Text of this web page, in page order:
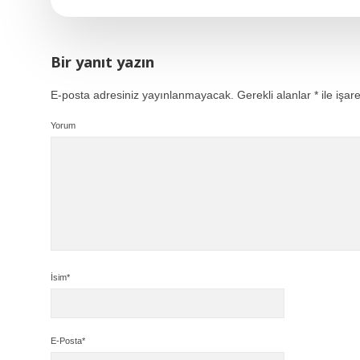
Bir yanıt yazın
E-posta adresiniz yayınlanmayacak. Gerekli alanlar * ile
Yorum
İsim*
E-Posta*